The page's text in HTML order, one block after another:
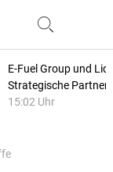
E-Fuel Group und
Strategische
15:02 Uhr